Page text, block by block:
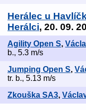
Herálec u
Herálci, 20. 09.
Agility Open S,
b., 5.3 m/s
Jumping Open S,
tr. b., 5.13 m/s
Zkouška SA3,